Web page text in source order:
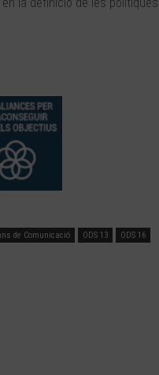
de Comunicació ODS 13 ODS 16